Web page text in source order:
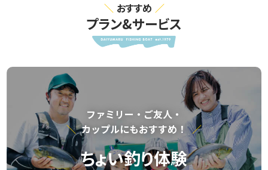
おすすめ
プラン&サービス
ファミリー・ご友⼈・
カップルにもおすすめ！
ちょい釣り体験